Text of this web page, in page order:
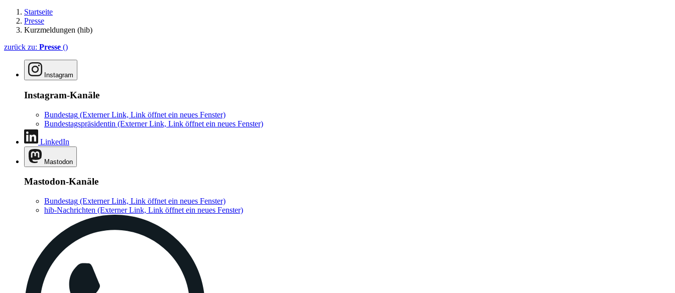
Startseite
Presse
Kurzmeldungen (hib)
zurück zu: Presse ()
Instagram
Instagram-Kanäle
Bundestag (Externer Link, Link öffnet ein neues Fenster)
Bundestagspräsidentin (Externer Link, Link öffnet ein neues Fenster)
LinkedIn
Mastodon
Mastodon-Kanäle
Bundestag (Externer Link, Link öffnet ein neues Fenster)
hib-Nachrichten (Externer Link, Link öffnet ein neues Fenster)